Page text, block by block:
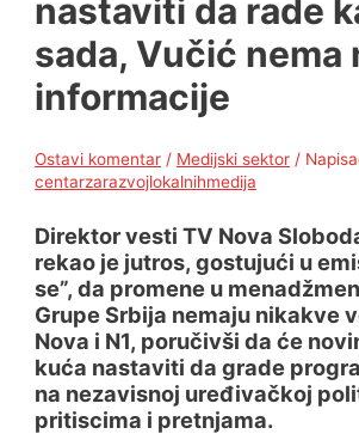
nastaviti da rade
sada, Vučić nema
informacije
Ostavi komentar / Medijski sektor /
centarzarazvojlokalnihmedija
Direktor vesti TV Nova
rekao je jutros, gostujući u
se”, da promene u
Grupe Srbija nemaju nikakve
Nova i N1, poručivši da će
kuća nastaviti da grade
na nezavisnoj uređivačkoj
pritiscima i pretnjama.